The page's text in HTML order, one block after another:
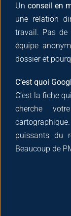
Un conseil en
une relation
travail. Pas
équipe
dossier et
C’est quoi
C’est la fiche
cherche
puissants du
Beaucoup de